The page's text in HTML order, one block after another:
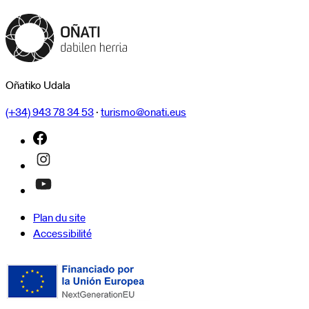
Oñatiko Udala
(+34) 943 78 34 53·turismo@onati.eus
Plan du site
Accessibilité